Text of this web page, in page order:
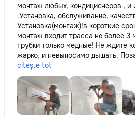
монтаж любых, кондиционеров , и
.Установка, обслуживание,
Установка(монтаж)!в короткие
монтаж входит трасса не более 3
трубки только медные! Не ждите
жарко, и невыносимо дышать.
citește tot